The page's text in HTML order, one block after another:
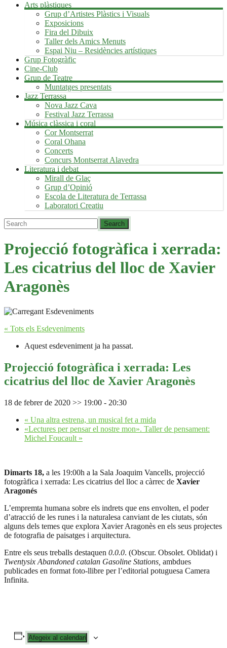
Arts plàstiques
Grup d’Artistes Plàstics i Visuals
Exposicions
Fira del Dibuix
Taller dels Amics Menuts
Espai Niu – Residències artístiques
Grup Fotogràfic
Cine-Club
Grup de Teatre
Muntatges presentats
Jazz Terrassa
Nova Jazz Cava
Festival Jazz Terrassa
Música clàssica i coral
Cor Montserrat
Coral Ohana
Concerts
Concurs Montserrat Alavedra
Literatura i debat
Mirall de Glaç
Grup d’Opinió
Escola de Literatura de Terrassa
Laboratori Creatiu
Projecció fotogràfica i xerrada:
Les cicatrius del lloc de Xavier
Aragonès
« Tots els Esdeveniments
Aquest esdeveniment ja ha passat.
Projecció fotogràfica i xerrada: Les
cicatrius del lloc de Xavier Aragonès
18 de febrer de 2020 >> 19:00 - 20:30
« Una altra estrena, un musical fet a mida
«Lectures per pensar el nostre mon». Taller de pensament:
Michel Foucault »
Dimarts 18, a les 19:00h a la Sala Joaquim Vancells, projecció
fotogràfica i xerrada: Les cicatrius del lloc a càrrec de Xavier
Aragonés
L’empremta humana sobre els indrets que ens envolten, el poder
d’atracció de les runes i la naturalesa canviant de les ciutats, són
alguns dels temes que explora Xavier Aragonès en els seus projectes
de fotografia de paisatges i arquitectura.
Entre els seus treballs destaquen 0.0.0. (Obscur. Obsolet. Oblidat) i
Twentysix Abandoned catalan Gasoline Stations, ambdues
publicades en format foto-llibre per l’editorial potuguesa Camera
Infinita.
Afegeix al calendari